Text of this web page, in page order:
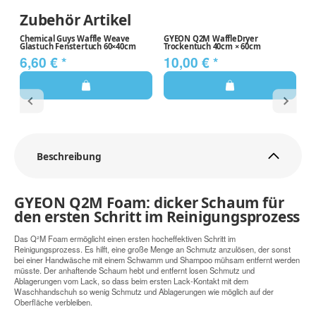
Zubehör Artikel
Chemical Guys Waffle Weave
Glastuch Fenstertuch 60×40cm
6,60 €*
GYEON Q2M WaffleDryer
Trockentuch 40cm × 60cm
10,00 €*
Beschreibung
GYEON Q2M Foam: dicker Schaum für
den ersten Schritt im Reinigungsprozess
Das Q²M Foam ermöglicht einen ersten hocheffektiven Schritt im
Reinigungsprozess. Es hilft, eine große Menge an Schmutz anzulösen, der sonst
bei einer Handwäsche mit einem Schwamm und Shampoo mühsam entfernt werden
müsste. Der anhaftende Schaum hebt und entfernt losen Schmutz und
Ablagerungen vom Lack, so dass beim ersten Lack-Kontakt mit dem
Waschhandschuh so wenig Schmutz und Ablagerungen wie möglich auf der
Oberfläche verbleiben.